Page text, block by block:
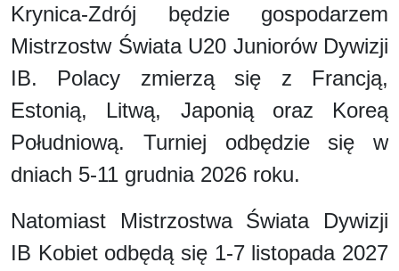
Krynica-Zdrój będzie gospodarzem
Mistrzostw Świata U20 Juniorów Dywizji
IB. Polacy zmierzą się z Francją,
Estonią, Litwą, Japonią oraz Koreą
Południową. Turniej odbędzie się w
dniach 5-11 grudnia 2026 roku.
Natomiast Mistrzostwa Świata Dywizji
IB Kobiet odbędą się 1-7 listopada 2027